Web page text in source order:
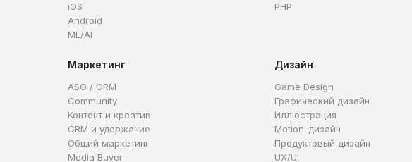
iOS
Android
ML/AI
PHP
Маркетинг
ASO / ORM
Community
Контент и креатив
CRM и удержание
Общий маркетинг
Media Buyer
Дизайн
Game Design
Графический дизайн
Иллюстрация
Motion-дизайн
Продуктовый дизайн
UX/UI